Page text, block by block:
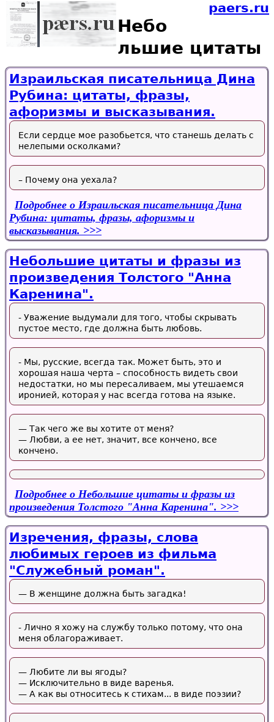
paers.ru
Небо
льшие цитаты
Израильская писательница Дина
Рубина: цитаты, фразы,
афоризмы и высказывания.
Если сердце мое разобьется, что станешь делать с
нелепыми осколками?
– Почему она уехала?
Подробнее о Израильская писательница Дина
Рубина: цитаты, фразы, афоризмы и
высказывания.
Небольшие цитаты и фразы из
произведения Толстого "Анна
Каренина".
- Уважение выдумали для того, чтобы скрывать
пустое место, где должна быть любовь.
- Мы, русские, всегда так. Может быть, это и
хорошая наша черта – способность видеть свои
недостатки, но мы пересаливаем, мы утешаемся
иронией, которая у нас всегда готова на языке.
— Так чего же вы хотите от меня?
— Любви, а ее нет, значит, все кончено, все
кончено.
Подробнее о Небольшие цитаты и фразы из
произведения Толстого "Анна Каренина".
Изречения, фразы, слова
любимых героев из фильма
"Служебный роман".
— В женщине должна быть загадка!
- Лично я хожу на службу только потому, что она
меня облагораживает.
— Любите ли вы ягоды?
— Исключительно в виде варенья.
— А как вы относитесь к стихам... в виде поэзии?